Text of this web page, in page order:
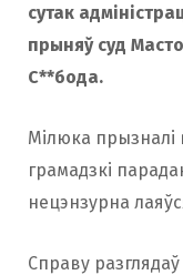
сутак
прыняў суд
С**бода.
Мілюка
грамадзкі
нецэнзурна
Справу разглядаў